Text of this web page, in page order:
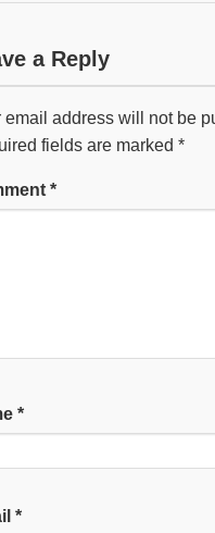
a Reply
email address will not be
fields are marked *
*
*
*